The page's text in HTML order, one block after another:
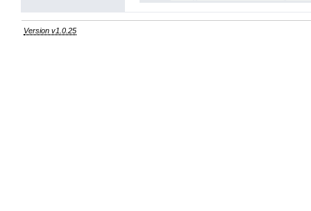
Version v1.0.25